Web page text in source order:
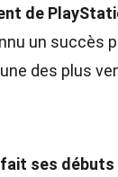
de
un succès
des plus
ses débuts